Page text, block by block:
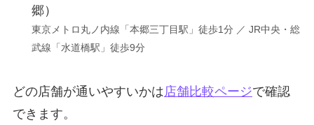
郷）
東京メトロ丸ノ内線「本郷三丁目駅」徒歩1分 ／ JR中央・総
武線「水道橋駅」徒歩9分
どの店舗が通いやすいかは店舗比較ページで確認
できます。